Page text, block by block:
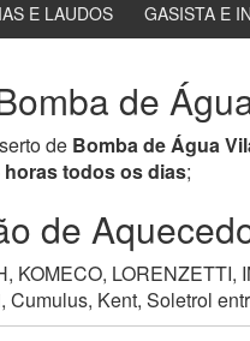
E LAUDOS GASISTA E
de
de Bomba de Água
horas todos os dias;
de
KOMECO,
Cumulus, Kent, Soletrol